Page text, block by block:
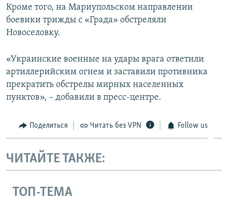
Кроме того, на Мариупольском направлении
боевики трижды с «Града» обстреляли
Новоселовку.
«Украинские военные на удары врага ответили
артиллерийским огнем и заставили противника
прекратить обстрелы мирных населенных
пунктов», – добавили в пресс-центре.
Поделиться Читать без VPN Follow us
ЧИТАЙТЕ ТАКЖЕ:
ТОП-ТЕМА